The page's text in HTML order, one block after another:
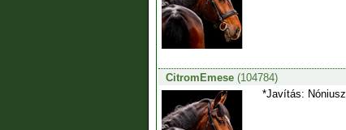
CitromEmese(104784)
*Javítás: Nóniusz